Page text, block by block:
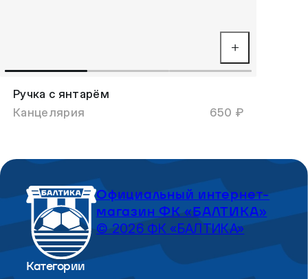
Ручка с янтарём
Канцелярия
650 ₽
Официальный интернет-
магазин ФК «БАЛТИКА»
© 2026 ФК «БАЛТИКА»
Категории